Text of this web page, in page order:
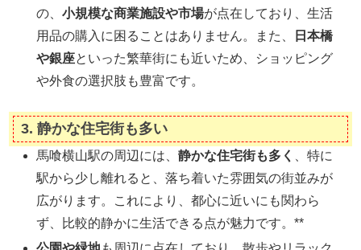
の、小規模な商業施設や市場が点在しており、生活
用品の購入に困ることはありません。また、
日本橋
や銀座といった繁華街にも近いため、ショッピング
や外食の選択肢も豊富です。
3. 静かな住宅街も多い
馬喰横山駅の周辺には、静かな住宅街も多く
、特に
駅から少し離れると、落ち着いた雰囲気の街並みが
広がります。これにより、都心に近いにも関わら
ず、比較的静かに生活できる点が魅力です。**